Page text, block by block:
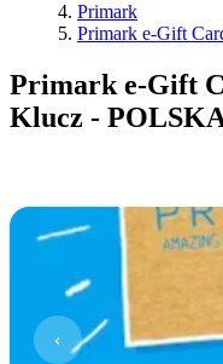
Primark
Primark e-Gift
Primark e-Gift
Klucz -